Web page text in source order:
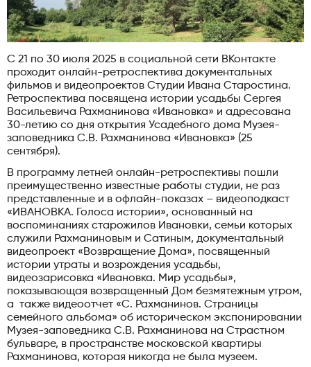
С 21 по 30 июля 2025 в социальной сети ВКонтакте
проходит онлайн-ретроспектива документальных
фильмов и видеопроектов Студии Ивана Старостина.
Ретроспектива посвящена истории усадьбы Сергея
Васильевича Рахманинова «Ивановка» и адресована
30-летию со дня открытия Усадебного дома Музея-
заповедника С.В. Рахманинова «Ивановка» (25
сентября).
В программу летней онлайн-ретроспективы пошли
преимущественно известные работы студии, не раз
представленные и в офлайн-показах – видеоподкаст
«ИВАНОВКА. Голоса истории», основанный на
воспоминаниях старожилов Ивановки, семьи которых
служили Рахманиновым и Сатиным, документальный
видеопроект «Возвращение Дома», посвященный
истории утраты и возрождения усадьбы,
видеозарисовка «Ивановка. Мир усадьбы»,
показывающая возвращенный Дом безмятежным утром,
а также видеоотчет «С. Рахманинов. Страницы
семейного альбома» об историческом экспонировании
Музея-заповедника С.В. Рахманинова на Страстном
бульваре, в пространстве московской квартиры
Рахманинова, которая никогда не была музеем.